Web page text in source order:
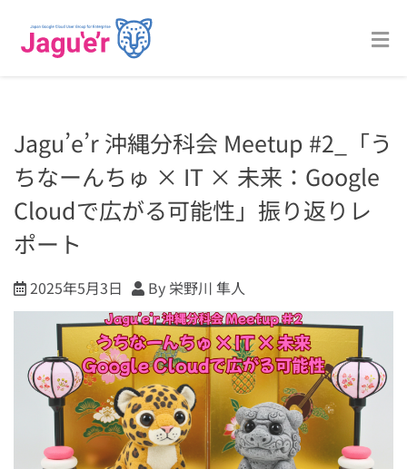
Jagu’e’r 沖縄分科会 Meetup #2_「う
ちなーんちゅ × IT × 未来：Google
Cloudで広がる可能性」振り返りレ
ポート
2025年5月3日 By 栄野川 隼人